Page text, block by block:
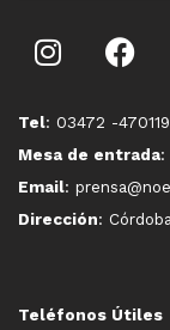
Tel: 03472 -
Mesa de entrada:
Email:
Dirección:
Teléfonos Útiles